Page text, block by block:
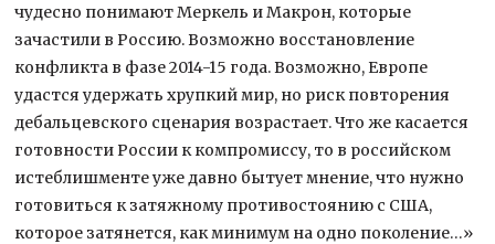
чудесно понимают Меркель и Макрон, которые
зачастили в Россию. Возможно восстановление
конфликта в фазе 2014-15 года. Возможно, Европе
удастся удержать хрупкий мир, но риск повторения
дебальцевского сценария возрастает. Что же касается
готовности России к компромиссу, то в российском
истеблишменте уже давно бытует мнение, что нужно
готовиться к затяжному противостоянию с США,
которое затянется, как минимум на одно поколение…»